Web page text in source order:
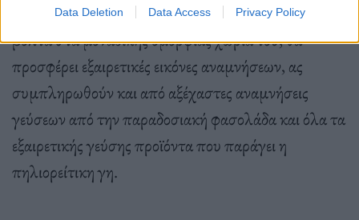
Data Deletion Data Access Privacy Policy
έφθασε και στο ονειρικό βουνό των Κενταύρων, μία
βόλτα στα μοναδικής ομορφιάς χωριά του, θα
προσφέρει εξαιρετικές εικόνες αναμνήσεων, ας
συμπληρωθούν και από αξέχαστες αναμνήσεις
γεύσεων από την παραδοσιακή φασολάδα και όλα τα
εξαιρετικής γεύσης προϊόντα που παράγει η
πηλιορείτικη γη.